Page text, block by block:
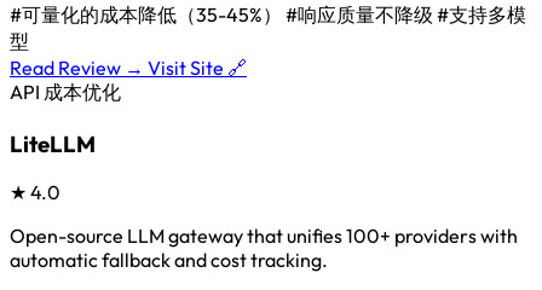
#可量化的成本降低（35-45%） #响应质量不降级 #支持多模
型
Read Review → Visit Site 🔗
API 成本优化
LiteLLM
★ 4.0
Open-source LLM gateway that unifies 100+ providers with
automatic fallback and cost tracking.